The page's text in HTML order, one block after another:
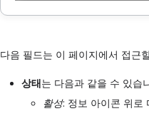
다음 필드는 이 페이지에서 접근
상태는 다음과 같을 수 있습
활성: 정보 아이콘 위로